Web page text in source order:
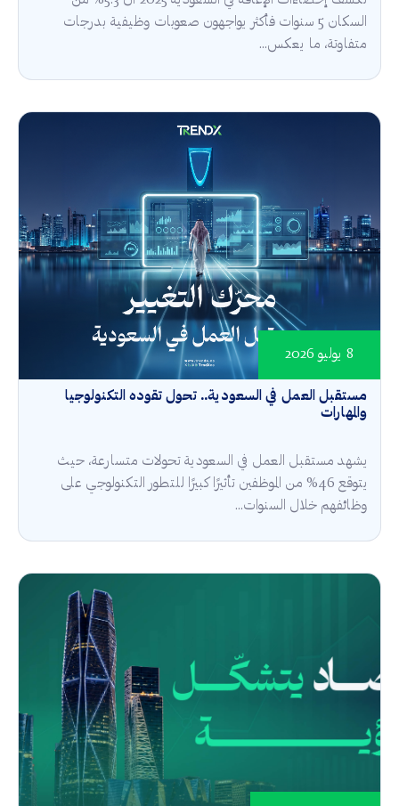
السكان 5 سنوات فأكثر يواجهون صعوبات وظيفية بدرجات
متفاوتة، ما يعكس...
مستقبل العمل في السعودية.. تحول تقوده التكنولوجيا
والمهارات
8 يوليو 2026
يشهد مستقبل العمل في السعودية تحولات متسارعة، حيث
يتوقع 46% من الموظفين تأثيرًا كبيرًا للتطور التكنولوجي على
وظائفهم خلال السنوات...